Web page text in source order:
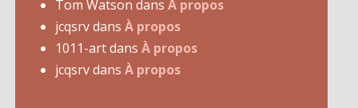
Tom Watson dansÀ propos
jcqsrvdansÀ propos
1011-artdansÀ propos
jcqsrvdansÀ propos